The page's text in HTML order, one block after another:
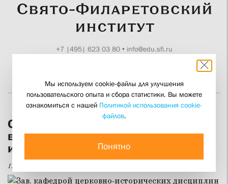
+7 |495| 623 03 80• info@edu.sfi.ru
Студенты СФИ представили темы
выпускных работ на церковно-
исторической кафедре
12 марта 2012
Мы используем cookie-файлы для улучшения
пользовательского опыта и сбора статистики. Вы можете
ознакомиться с нашей Политикой использования cookie-
файлов.
Понятно